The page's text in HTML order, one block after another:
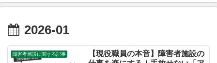
2026-01
障害者施設に関する記事
【現役職員の本音】障害者施設の